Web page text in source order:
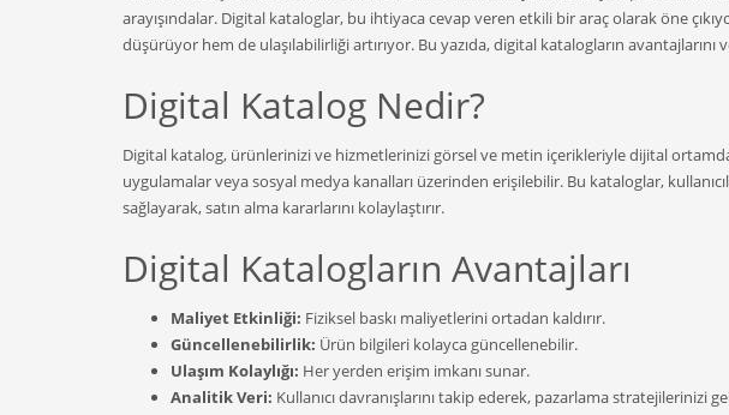
arayışındalar. Digital kataloglar, bu ihtiyaca cevap veren etkili bir araç olarak öne
düşürüyor hem de ulaşılabilirliği artırıyor. Bu yazıda, digital katalogların avantajlarını
Digital Katalog Nedir?
Digital katalog, ürünlerinizi ve hizmetlerinizi görsel ve metin içerikleriyle dijital
uygulamalar veya sosyal medya kanalları üzerinden erişilebilir. Bu kataloglar,
sağlayarak, satın alma kararlarını kolaylaştırır.
Digital Katalogların Avantajları
Maliyet Etkinliği: Fiziksel baskı maliyetlerini ortadan kaldırır.
Güncellenebilirlik: Ürün bilgileri kolayca güncellenebilir.
Ulaşım Kolaylığı: Her yerden erişim imkanı sunar.
Analitik Veri: Kullanıcı davranışlarını takip ederek, pazarlama stratejilerinizi